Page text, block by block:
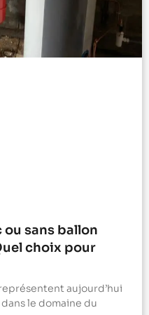
ou sans ballon
choix pour
aujourd’hui
le domaine du